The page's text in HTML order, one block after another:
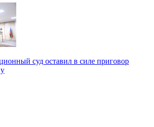
суд оставил в силе приговор